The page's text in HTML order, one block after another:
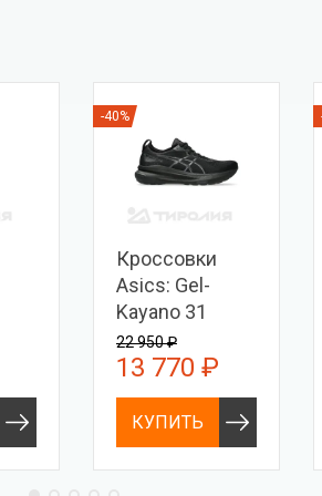
-40%
Кроссовки
Asics: Gel-
Kayano 31
22 950 ₽
13 770 ₽
КУПИТЬ